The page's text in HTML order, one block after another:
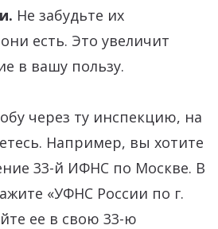
Не забудьте их
есть. Это увеличит
в вашу пользу.
через ту инспекцию, на
Например, вы хотите
33-й ИФНС по Москве. В
«УФНС России по г.
ее в свою 33-ю